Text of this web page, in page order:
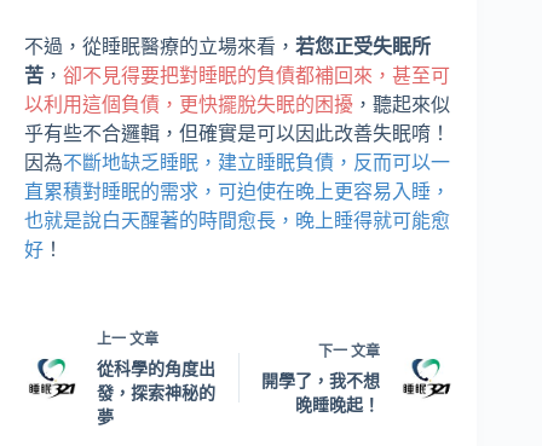
不過，從睡眠醫療的立場來看， 若您正受失眠所
苦 ， 卻不見得要把對睡眠的負債都補回來，甚至可
以利用這個負債，更快擺脫失眠的困擾 ，聽起來似
乎有些不合邏輯，但確實是可以因此改善失眠唷！
因為不斷地缺乏睡眠，建立睡眠負債，反而可以一
直累積對睡眠的需求，可迫使在晚上更容易入睡，
也就是說白天醒著的時間愈長，晚上睡得就可能愈
好 ！
上一 文章
從科學的角度出
發，探索神秘的
夢
下一文章
開學了，我不想
晚睡晚起！